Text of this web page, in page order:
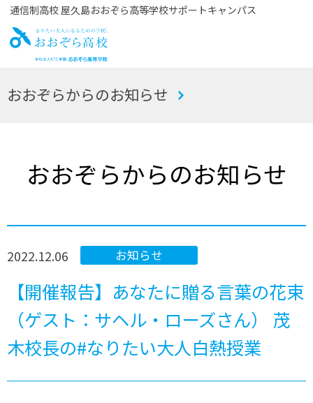
通信制高校 屋久島おおぞら高等学校サポートキャンパス
お
おおぞらからのお知らせ
おおぞらからのお知らせ
2022.12.06 お知らせ
【開催報告】あなたに贈る言葉の花束
（ゲスト：サヘル・ローズさん） 茂
木校長の#なりたい大人白熱授業